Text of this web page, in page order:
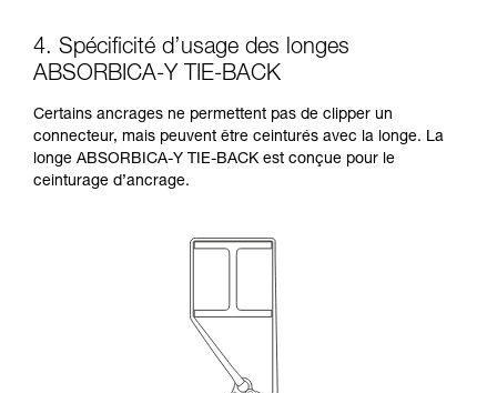
4. Spécificité d’usage des longes
ABSORBICA-Y TIE-BACK
Certains ancrages ne permettent pas de clipper un
connecteur, mais peuvent être ceinturés avec la longe. La
longe ABSORBICA-Y TIE-BACK est conçue pour le
ceinturage d’ancrage.